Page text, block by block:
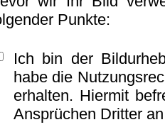
Punkte:
Ich bin der
habe die
erhalten. Hiermit
Ansprüchen Dritter